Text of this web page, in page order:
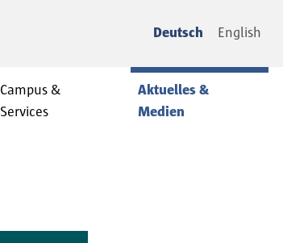
Deutsch English
Campus &
Services
Aktuelles &
Medien